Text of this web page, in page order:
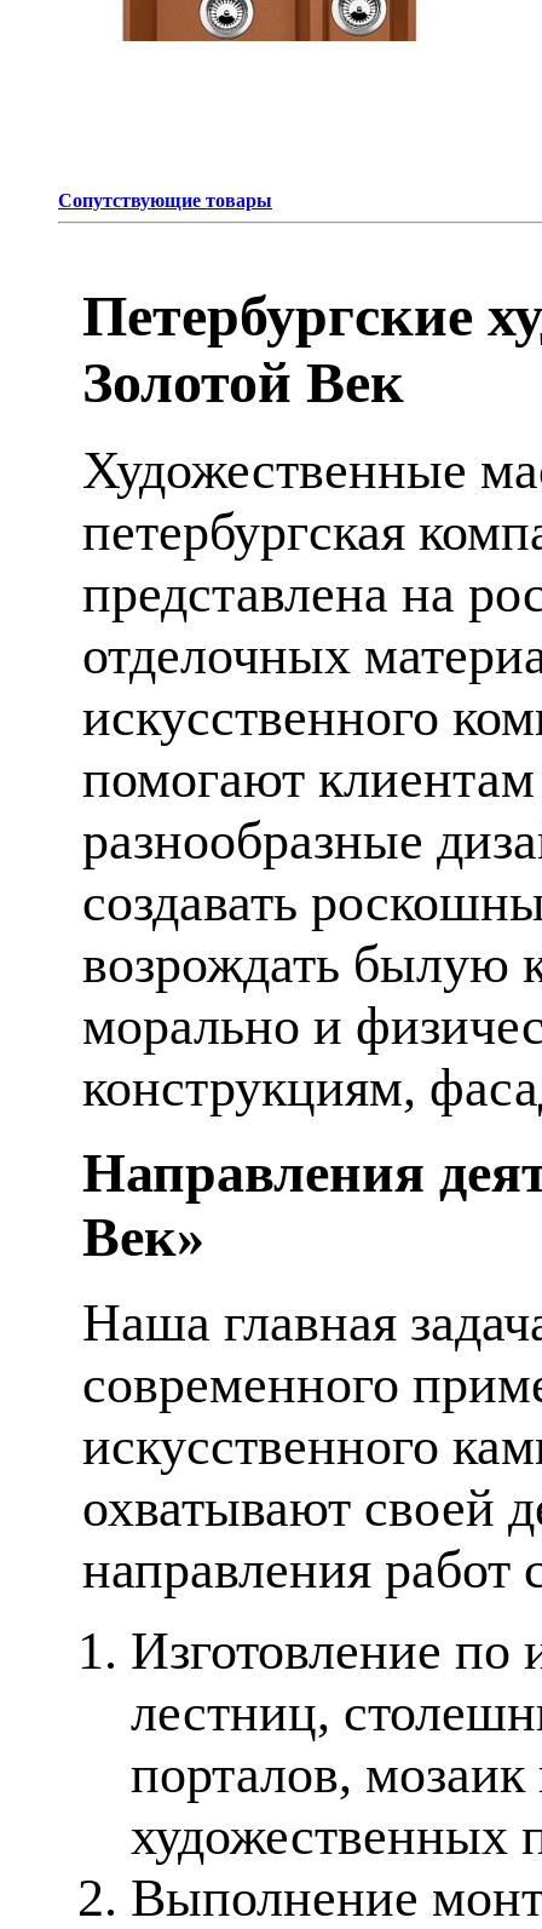
Сопутствующие товары
Петербургские
Золотой Век
Художественные
петербургская
представлена на
отделочных
искусственного
помогают
разнообразные
создавать
возрождать былую
морально и
конструкциям,
Направления
Век»
Наша главная
современного
искусственного
охватывают своей
направления работ
Изготовление по
лестниц,
порталов,
художественных
Выполнение